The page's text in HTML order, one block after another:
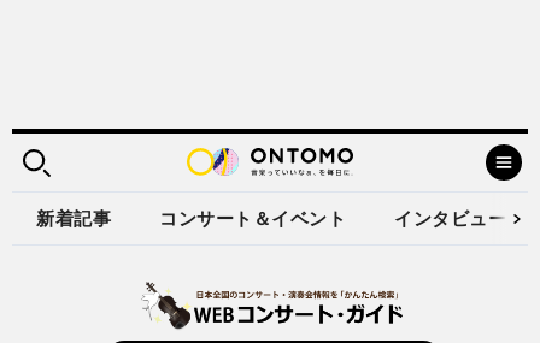
新着記事 コンサート＆イベント インタビュー